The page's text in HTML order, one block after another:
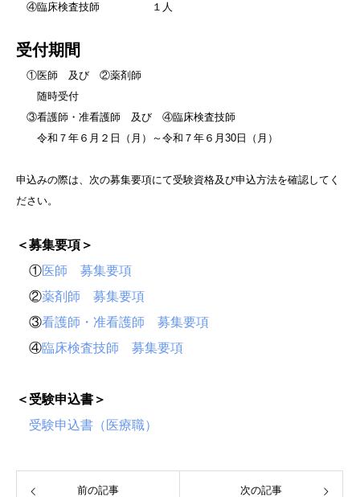
④臨床検査技師 １人
受付期間
①医師 及び ②薬剤師
随時受付
③看護師・准看護師 及び ④臨床検査技師
令和７年６月２日（月）～令和７年６月30日（月）
申込みの際は、次の募集要項にて受験資格及び申込方法を確認してく
ださい。
＜募集要項＞
①医師 募集要項
②薬剤師 募集要項
③看護師・准看護師 募集要項
④臨床検査技師 募集要項
＜受験申込書＞
受験申込書（医療職）
前の記事 次の記事